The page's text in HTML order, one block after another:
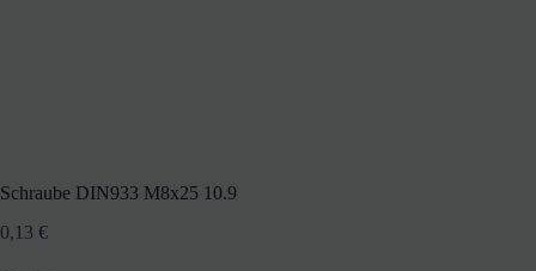
Schraube DIN933 M8x25 10.9
0,13 €